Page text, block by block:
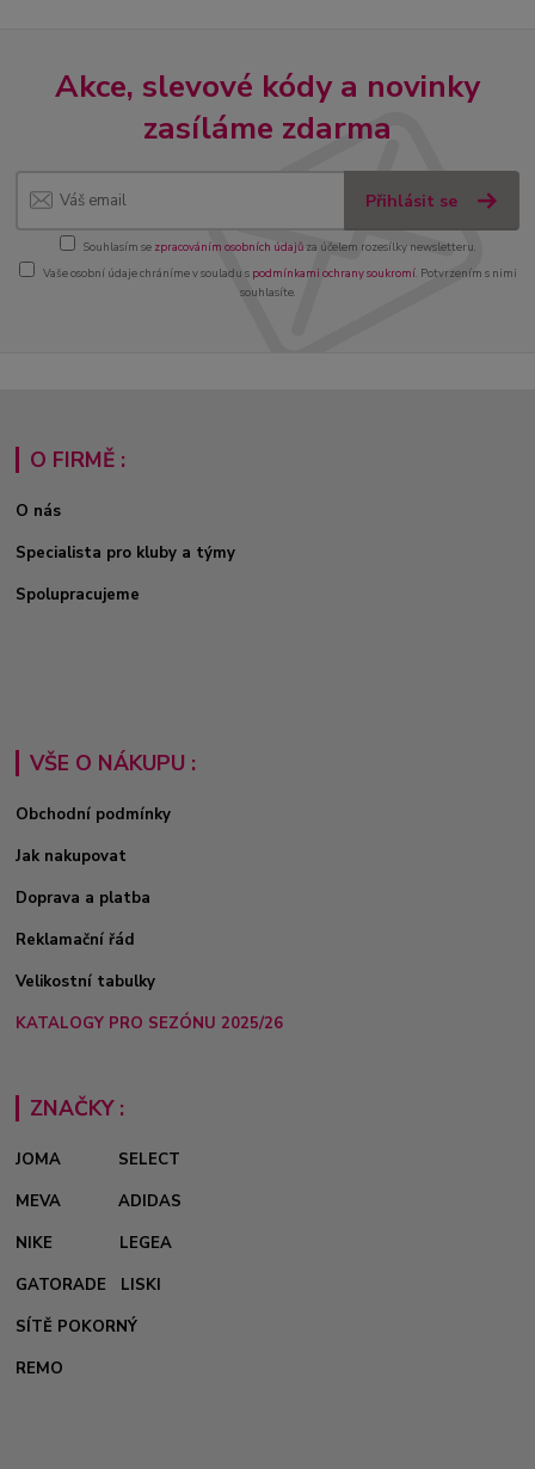
Akce, slevové kódy a novinky
zasíláme zdarma
Přihlásit se
Souhlasím se zpracováním osobních údajůza účelem rozesílky newsletteru.
Vaše osobní údaje chráníme v souladu s podmínkami ochrany soukromí. Potvrzením s nimi
souhlasíte.
O FIRMĚ :
O nás
Specialista pro kluby a týmy
Spolupracujeme
VŠE O NÁKUPU :
Obchodní podmínky
Jak nakupovat
Doprava a platba
Reklamační řád
Velikostní tabulky
KATALOGY PRO SEZÓNU 2025/26
ZNAČKY :
JOMA
SELECT
MEVA
ADIDAS
NIKE
LEGEA
GATORADE
LISKI
SÍTĚ POKORNÝ
REMO